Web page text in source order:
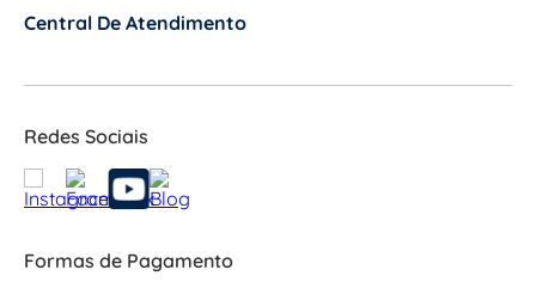
Central De Atendimento
Redes Sociais
Formas de Pagamento